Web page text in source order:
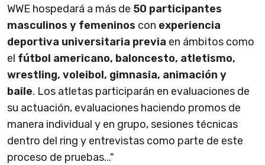
WWE hospedará a más de 50 participantes
masculinos y femeninos con experiencia
deportiva universitaria previa en ámbitos como
el fútbol americano, baloncesto, atletismo,
wrestling, voleibol, gimnasia, animación y
baile. Los atletas participarán en evaluaciones de
su actuación, evaluaciones haciendo promos de
manera individual y en grupo, sesiones técnicas
dentro del ring y entrevistas como parte de este
proceso de pruebas..."